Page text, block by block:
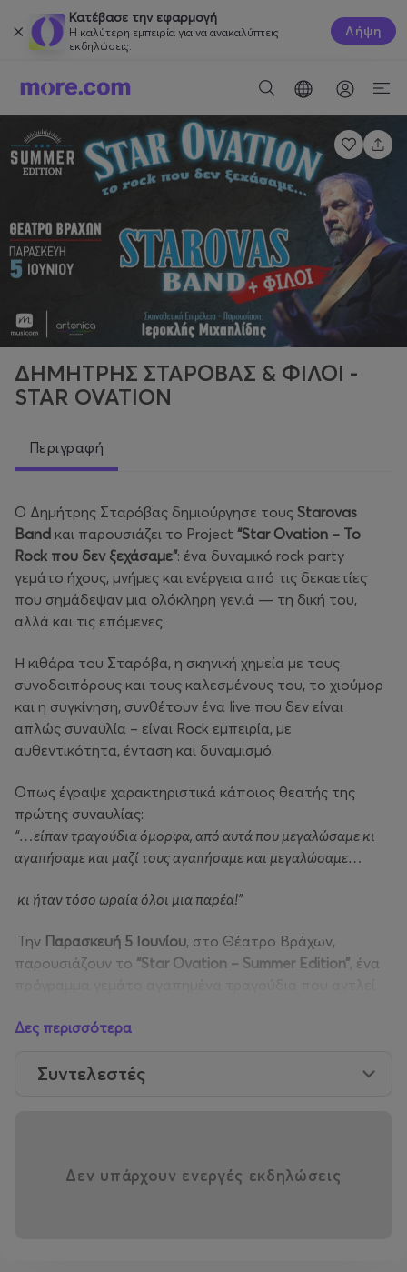
Κατέβασε την εφαρμογή
Η καλύτερη εμπειρία για να ανακαλύπτεις
εκδηλώσεις.
Λήψη
ΔΗΜΗΤΡΗΣ ΣΤΑΡΟΒΑΣ & ΦΙΛΟΙ -
STAR OVATION
Περιγραφή
Ο Δημήτρης Σταρόβας δημιούργησε τους Starovas
Band και παρουσιάζει το Project “Star Ovation – Το
Rock που δεν ξεχάσαμε”: ένα δυναμικό rock party
γεμάτο ήχους, μνήμες και ενέργεια από τις δεκαετίες
που σημάδεψαν μια ολόκληρη γενιά — τη δική του,
αλλά και τις επόμενες.
Η κιθάρα του Σταρόβα, η σκηνική χημεία με τους
συνοδοιπόρους και τους καλεσμένους του, το χιούμορ
και η συγκίνηση, συνθέτουν ένα live που δεν είναι
απλώς συναυλία – είναι Rock εμπειρία, με
αυθεντικότητα, ένταση και δυναμισμό.
Όπως έγραψε χαρακτηριστικά κάποιος θεατής της
πρώτης συναυλίας:
“…είπαν τραγούδια όμορφα, από αυτά που μεγαλώσαμε κι
αγαπήσαμε και μαζί τους αγαπήσαμε και μεγαλώσαμε…
κι ήταν τόσο ωραία όλοι μια παρέα!”
Την Παρασκευή 5 Ιουνίου, στο Θέατρο Βράχων,
παρουσιάζουν το “Star Ovation – Summer Edition”, ένα
αυθεντικών beach parties —
Τις συμμετοχές αυτές ο Δημήτρης θέλει και πάλι να τις
Δες περισσότερα
Συντελεστές
Δεν υπάρχουν ενεργές εκδηλώσεις